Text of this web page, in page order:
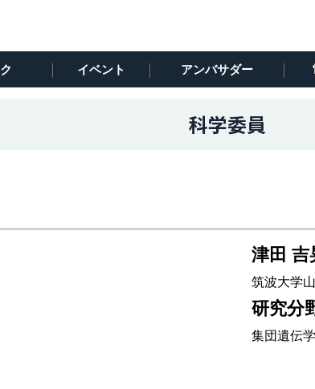
イベント アンバサダー
科学委員
津田 吉
筑波大学
研究分
集団遺伝